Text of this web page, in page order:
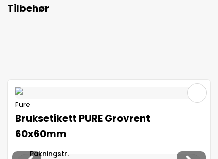
Tilbehør
Pure
Bruksetikett PURE Grovrent
60x60mm
Pakningstr.